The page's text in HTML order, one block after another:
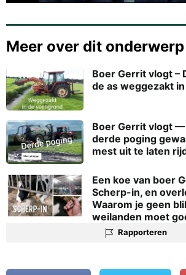
Meer over dit onderwerp
Boer Gerrit vlogt –
de as weggezakt
Boer Gerrit vlogt —
derde poging
mest uit te laten
Een koe van boer
Scherp-in, en
Waarom je geen
weilanden moet
Rapporteren